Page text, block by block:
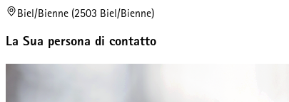
Biel/Bienne (2503 Biel/Bienne)
La Sua persona di contatto